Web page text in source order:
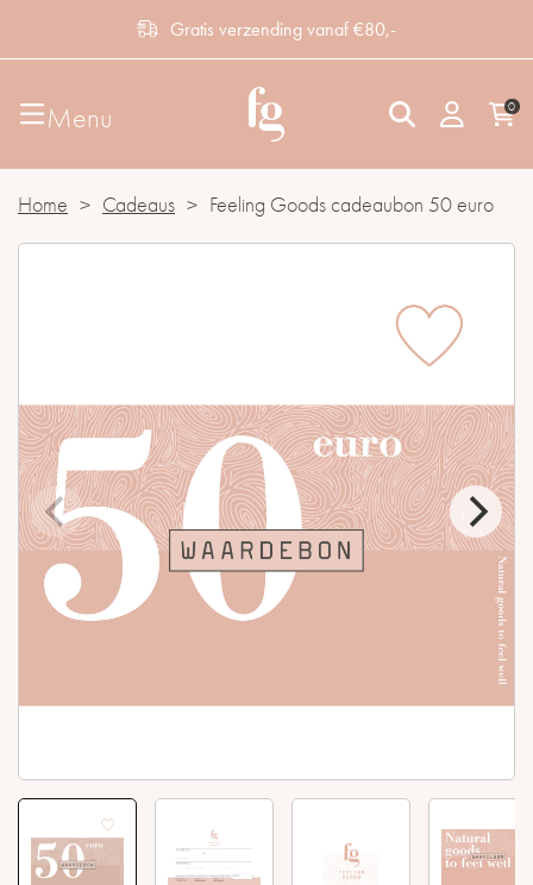
Gratis verzending vanaf €80,-
Menu 0
Home > Cadeaus > Feeling Goods cadeaubon 50 euro